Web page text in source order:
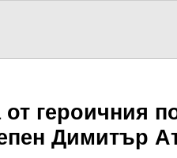
героичния
Димитър